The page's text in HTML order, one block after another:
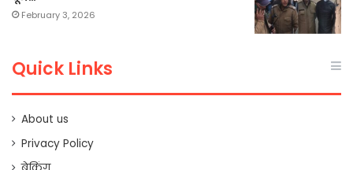
February 3, 2026
Quick Links
About us
Privacy Policy